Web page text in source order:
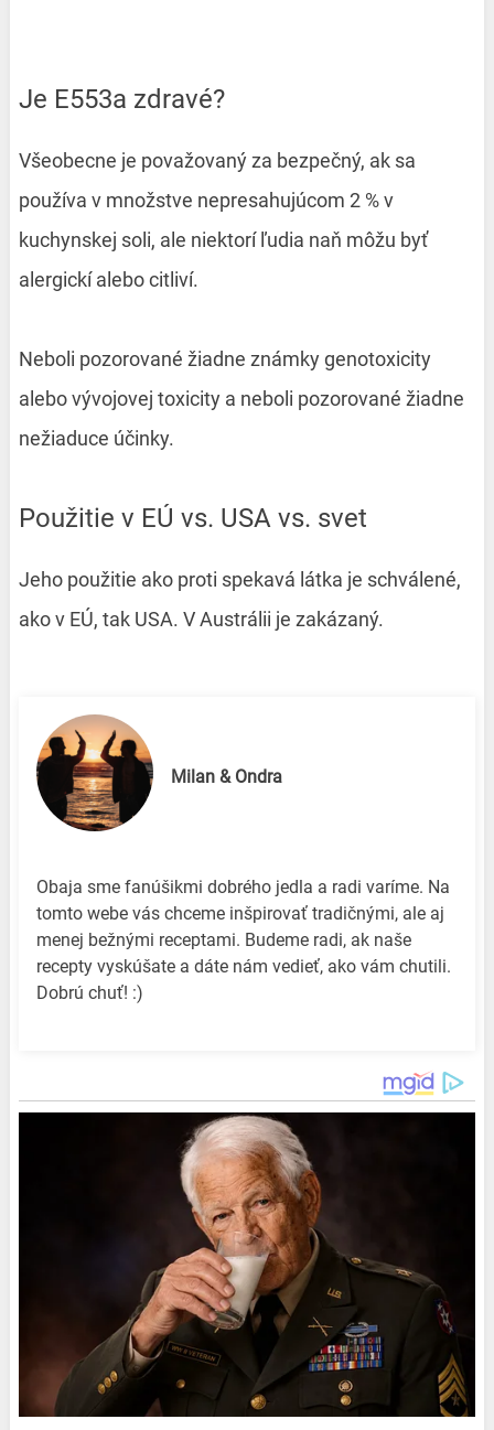
Je E553a zdravé?
Všeobecne je považovaný za bezpečný, ak sa
používa v množstve nepresahujúcom 2 % v
kuchynskej soli, ale niektorí ľudia naň môžu byť
alergickí alebo citliví.
Neboli pozorované žiadne známky genotoxicity
alebo vývojovej toxicity a neboli pozorované žiadne
nežiaduce účinky.
Použitie v EÚ vs. USA vs. svet
Jeho použitie ako proti spekavá látka je schválené,
ako v EÚ, tak USA. V Austrálii je zakázaný.
Milan & Ondra
Obaja sme fanúšikmi dobrého jedla a radi varíme. Na
tomto webe vás chceme inšpirovať tradičnými, ale aj
menej bežnými receptami. Budeme radi, ak naše
recepty vyskúšate a dáte nám vedieť, ako vám chutili.
Dobrú chuť! :)